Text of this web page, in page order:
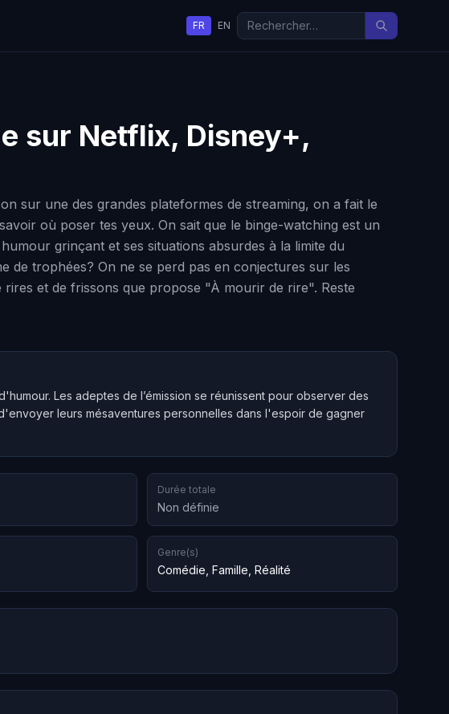
FR EN
sur Netflix, Disney+,
sur une des grandes plateformes de streaming, on a fait le
où poser tes yeux. On sait que le binge-watching est un
grinçant et ses situations absurdes à la limite du
trophées? On ne se perd pas en conjectures sur les
et de frissons que propose "À mourir de rire". Reste
Les adeptes de l’émission se réunissent pour observer des
leurs mésaventures personnelles dans l'espoir de gagner
Durée totale
Non définie
Genre(s)
Comédie Famille Réalité